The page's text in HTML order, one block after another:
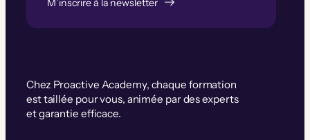
M’inscrire à la newsletter
Chez Proactive Academy, chaque formation
est taillée pour vous, animée par des experts
et garantie efficace.